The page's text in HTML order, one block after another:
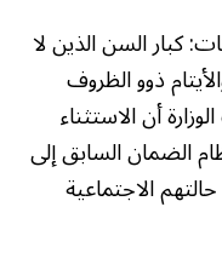
كبار السن الذين لا
ذوو الظروف
أن الاستثناء
الضمان السابق إلى
الاجتماعية